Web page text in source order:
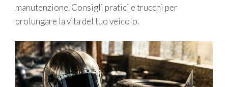
manutenzione. Consigli pratici e trucchi per
prolungare la vita del tuo veicolo.